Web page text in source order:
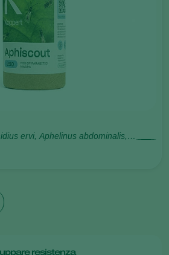
ervi, Aphelinus abdominalis,
resistenza